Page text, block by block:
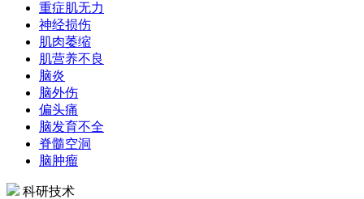
重症肌无力
神经损伤
肌肉萎缩
肌营养不良
脑炎
脑外伤
偏头痛
脑发育不全
脊髓空洞
脑肿瘤
科研技术